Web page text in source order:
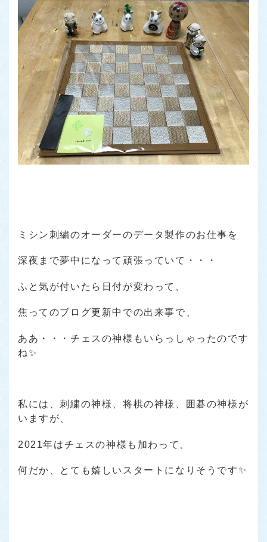
ミシン刺繍のオーダーのデータ製作のお仕事を
深夜まで夢中になって頑張っていて・・・
ふと気が付いたら日付が変わって、
焦ってのブログ更新中での出来事で、
ああ・・・チェスの神様もいらっしゃったのです
ね✨
私には、刺繍の神様、将棋の神様、囲碁の神様が
いますが、
2021年はチェスの神様も加わって、
何だか、とても嬉しいスタートになりそうです✨